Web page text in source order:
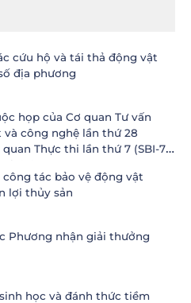
cứu hộ và tái thả động vật
địa phương
họp của Cơ quan Tư vấn
và công nghệ lần thứ 28
quan Thực thi lần thứ 7 (SBI-7)
tác bảo vệ động vật
lợi thủy sản
Phương nhận giải thưởng
học và đánh thức tiềm